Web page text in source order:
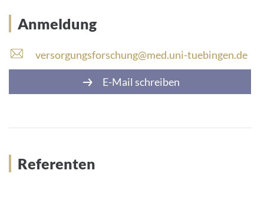
Anmeldung
E
-
l
A
versorgungsforschung@med.uni-tuebingen.de
E-Mail schreiben
Referenten